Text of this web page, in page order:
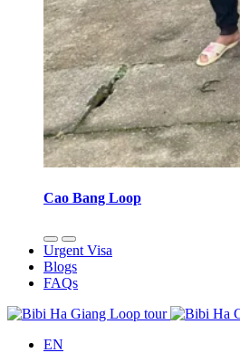
Cao Bang Loop
Urgent Visa
Blogs
FAQs
EN